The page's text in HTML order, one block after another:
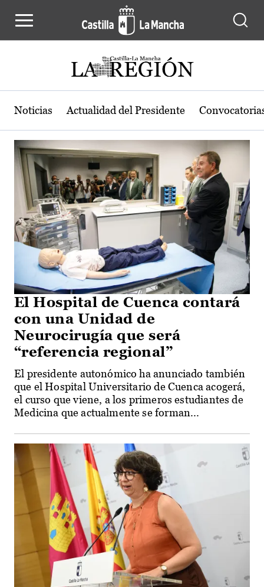
Actualidad de la región de Castilla-
Noticias Actualidad del Presidente
El Hospital de Cuenca contará
con una Unidad de
Neurocirugía que será
“referencia regional”
El presidente autonómico ha anunciado también
que el Hospital Universitario de Cuenca acogerá,
el curso que viene, a los primeros estudiantes de
Medicina que actualmente se forman...